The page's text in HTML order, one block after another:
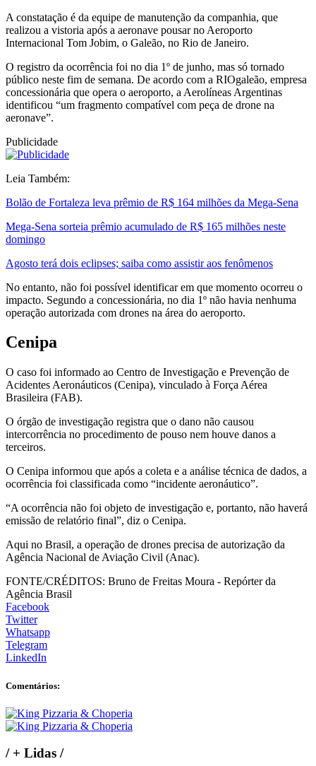
A constatação é da equipe de manutenção da companhia, que
realizou a vistoria após a aeronave pousar no Aeroporto
Internacional Tom Jobim, o Galeão, no Rio de Janeiro.
O registro da ocorrência foi no dia 1º de junho, mas só tornado
público neste fim de semana. De acordo com a RIOgaleão, empresa
concessionária que opera o aeroporto, a Aerolíneas Argentinas
identificou “um fragmento compatível com peça de drone na
aeronave”.
Publicidade
Leia Também:
Bolão de Fortaleza leva prêmio de R$ 164 milhões da Mega-Sena
Mega-Sena sorteia prêmio acumulado de R$ 165 milhões neste
domingo
Agosto terá dois eclipses; saiba como assistir aos fenômenos
No entanto, não foi possível identificar em que momento ocorreu o
impacto. Segundo a concessionária, no dia 1º não havia nenhuma
operação autorizada com drones na área do aeroporto.
Cenipa
O caso foi informado ao Centro de Investigação e Prevenção de
Acidentes Aeronáuticos (Cenipa), vinculado à Força Aérea
Brasileira (FAB).
O órgão de investigação registra que o dano não causou
intercorrência no procedimento de pouso nem houve danos a
terceiros.
O Cenipa informou que após a coleta e a análise técnica de dados, a
ocorrência foi classificada como “incidente aeronáutico”.
“A ocorrência não foi objeto de investigação e, portanto, não haverá
emissão de relatório final”, diz o Cenipa.
Aqui no Brasil, a operação de drones precisa de autorização da
Agência Nacional de Aviação Civil (Anac).
FONTE/CRÉDITOS: Bruno de Freitas Moura - Repórter da
Agência Brasil
Facebook
Twitter
Whatsapp
Telegram
LinkedIn
Comentários:
/+ Lidas /